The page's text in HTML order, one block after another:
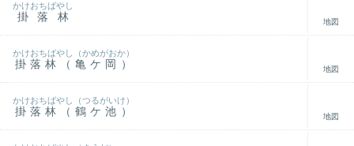
掛落林
かけおちばやし
地図
掛落林（亀ケ岡）
かけおちばやし（かめがおか）
地図
掛落林（鶴ケ池）
かけおちばやし（つるがいけ）
地図